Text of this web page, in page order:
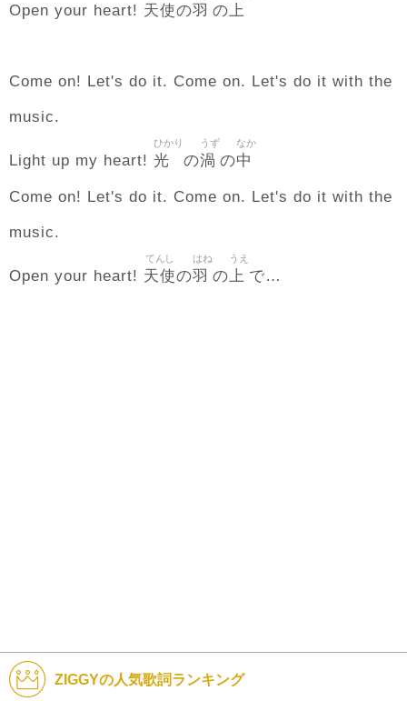
Open your heart! 天使の羽 の上
Come on! Let's do it. Come on. Let's do it with the
music.
Light up my heart! 光
ひかり
の渦
うず
の中
なか
Come on! Let's do it. Come on. Let's do it with the
music.
Open your heart! 天使
てんし
の羽
はね
の 上
うえ
で…
ZIGGYの人気歌詞ランキング